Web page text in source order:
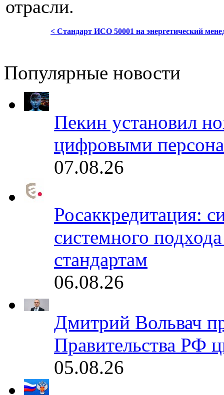
отрасли.
< Стандарт ИСО 50001 на энергетический
Популярные новости
Пекин установил
цифровыми
07.08.26
Росаккредитация:
системного
стандартам
06.08.26
Дмитрий Вольвач
Правительства РФ
05.08.26